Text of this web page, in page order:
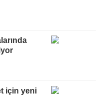
için yeni